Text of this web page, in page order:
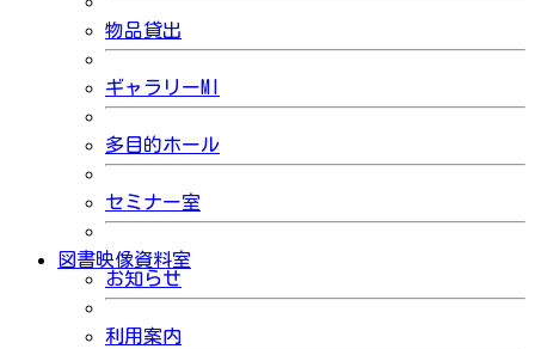
物品貸出
ギャラリーMI
多目的ホール
セミナー室
図書映像資料室
お知らせ
利用案内